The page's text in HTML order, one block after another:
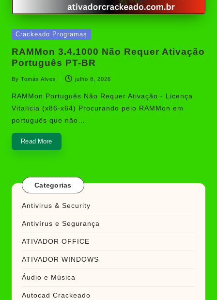
Posted
Crackeado Programas
RAMMon 3.4.1000 Não Requer Ativação
Português PT-BR
Posted
by
By Tomás Alves julho 8, 2026
RAMMon Português Não Requer Ativação - Licença
Vitalícia (x86-x64) Procurando pelo RAMMon em
português que não…
Read More
Categorias
Antivirus & Security
Antivírus e Segurança
ATIVADOR OFFICE
ATIVADOR WINDOWS
Áudio e Música
Autocad Crackeado